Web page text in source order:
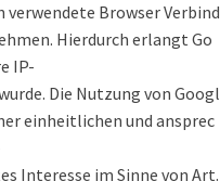
verwendete Browser Verbind
Hierdurch erlangt Go
IP-
Die Nutzung von Googl
einheitlichen und ansprec
Interesse im Sinne von Art.